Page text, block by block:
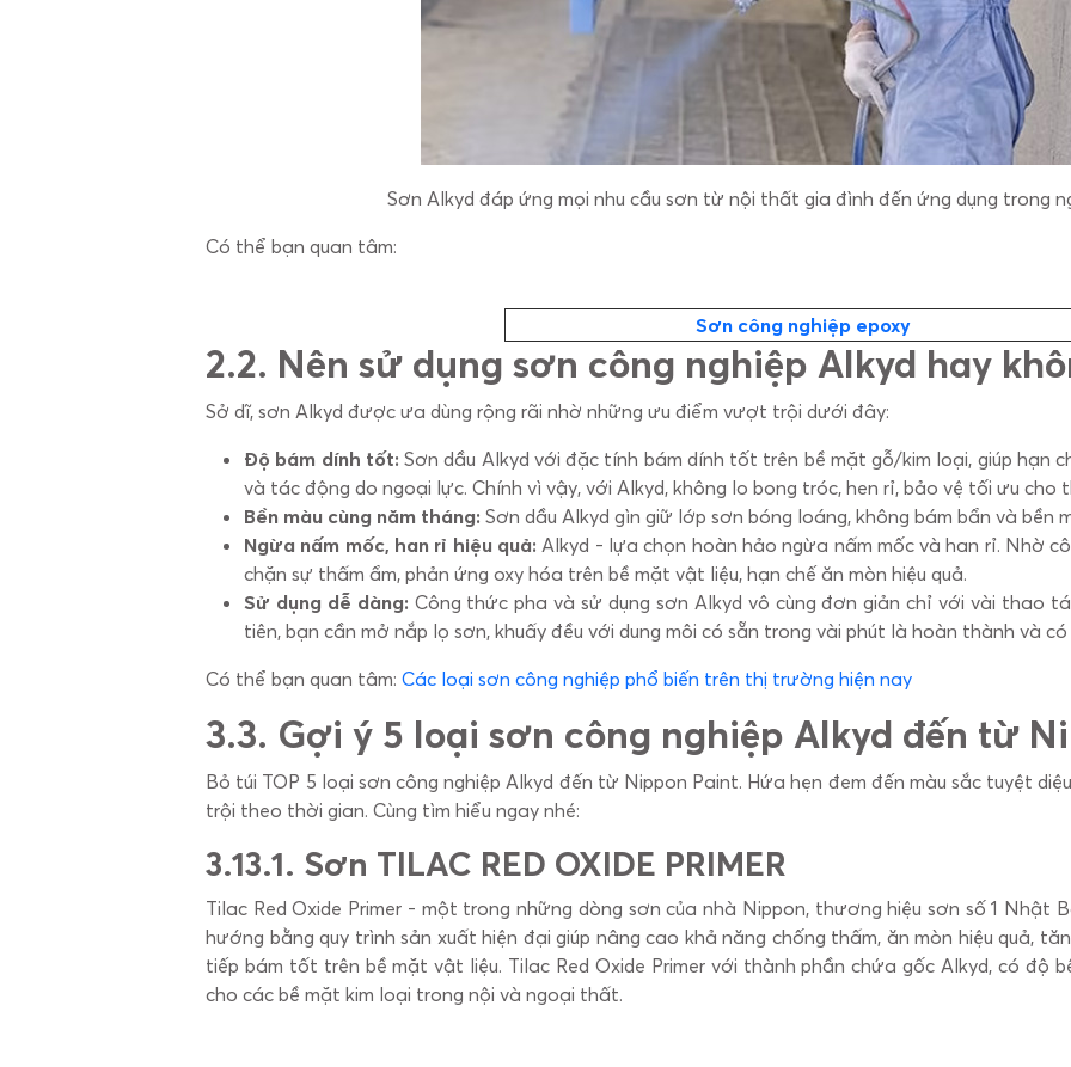
Sơn Alkyd đáp ứng mọi nhu cầu sơn từ nội thất gia đình đến ứng dụng trong
Có thể bạn quan tâm:
Sơn công nghiệp epoxy
2.2. Nên sử dụng sơn công nghiệp Alkyd hay
Sở dĩ, sơn Alkyd được ưa dùng rộng rãi nhờ những ưu điểm vượt trội dưới đây:
Độ bám dính tốt: Sơn dầu Alkyd với đặc tính bám dính tốt trên bề mặt gỗ/kim loại, giúp hạn
và tác động do ngoại lực. Chính vì vậy, với Alkyd, không lo bong tróc, hen rỉ, bảo vệ tối ưu cho
Bền màu cùng năm tháng: Sơn dầu Alkyd gìn giữ lớp sơn bóng loáng, không bám bẩn và bền
Ngừa nấm mốc, han rỉ hiệu quả: Alkyd - lựa chọn hoàn hảo ngừa nấm mốc và han rỉ. Nhờ
chặn sự thấm ẩm, phản ứng oxy hóa trên bề mặt vật liệu, hạn chế ăn mòn hiệu quả.
Sử dụng dễ dàng: Công thức pha và sử dụng sơn Alkyd vô cùng đơn giản chỉ với vài thao
tiên, bạn cần mở nắp lọ sơn, khuấy đều với dung môi có sẵn trong vài phút là hoàn thành và
Có thể bạn quan tâm: Các loại sơn công nghiệp phổ biến trên thị trường hiện nay
3.3. Gợi ý 5 loại sơn công nghiệp Alkyd đến từ
Bỏ túi TOP 5 loại sơn công nghiệp Alkyd đến từ Nippon Paint. Hứa hẹn đem đến màu sắc tuyệt
trội theo thời gian. Cùng tìm hiểu ngay nhé:
3.13.1. Sơn TILAC RED OXIDE PRIMER
Tilac Red Oxide Primer - một trong những dòng sơn của nhà Nippon, thương hiệu sơn số 1 Nhật
hướng bằng quy trình sản xuất hiện đại giúp nâng cao khả năng chống thấm, ăn mòn hiệu quả,
tiếp bám tốt trên bề mặt vật liệu. Tilac Red Oxide Primer với thành phần chứa gốc Alkyd, có độ
cho các bề mặt kim loại trong nội và ngoại thất.